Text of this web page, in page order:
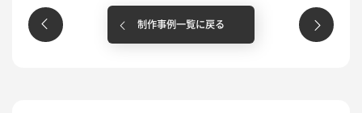
制作事例一覧に戻る